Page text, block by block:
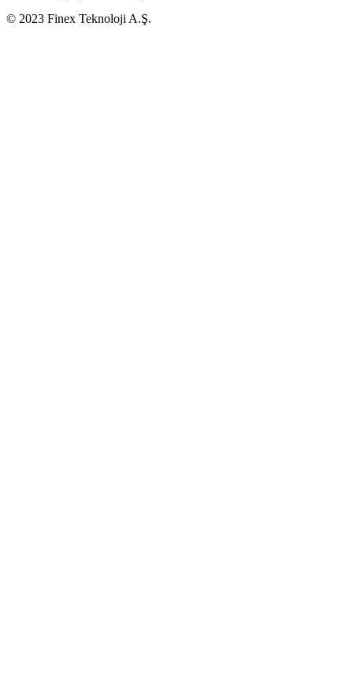
© 2023 Finex Teknoloji A.Ş.